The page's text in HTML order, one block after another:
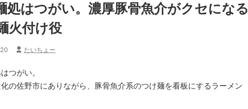
処はつがい。濃厚豚骨魚介がクセになる
火付け役
たいちょー
つがい。
の佐野市にありながら、豚骨魚介系のつけ麺を看板にするラーメン